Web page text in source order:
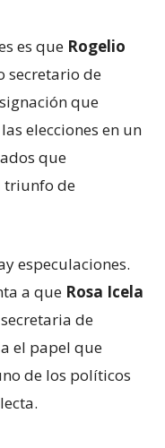
es que Rogelio
secretario de
que
elecciones en un
que
triunfo de
especulaciones.
a que Rosa Icela
de
el papel que
de los políticos